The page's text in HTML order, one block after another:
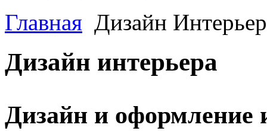
Главная Дизайн
Дизайн интерьера
Дизайн и оформление